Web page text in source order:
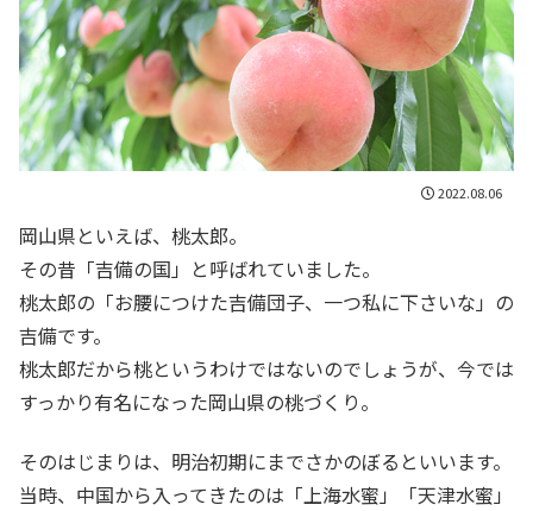
2022.08.06
岡山県といえば、桃太郎。
その昔「吉備の国」と呼ばれていました。
桃太郎の「お腰につけた吉備団子、一つ私に下さいな」の
吉備です。
桃太郎だから桃というわけではないのでしょうが、今では
すっかり有名になった岡山県の桃づくり。
そのはじまりは、明治初期にまでさかのぼるといいます。
当時、中国から入ってきたのは「上海水蜜」「天津水蜜」